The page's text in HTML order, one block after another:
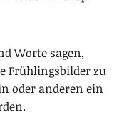
Worte sagen,
Frühlingsbilder zu
oder anderen ein